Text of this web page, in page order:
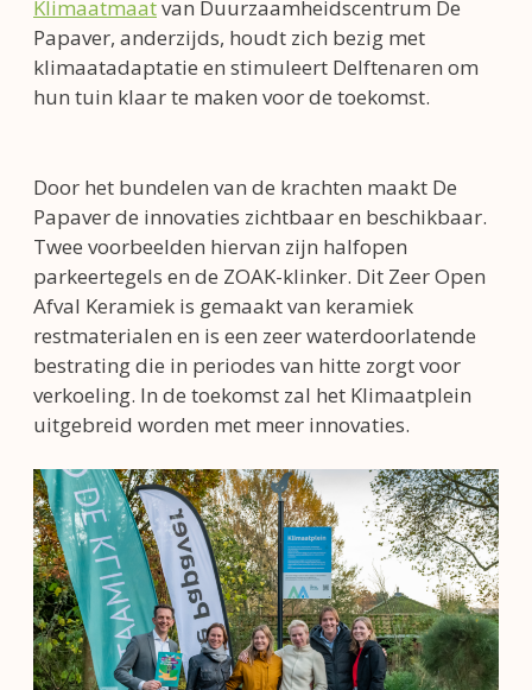
Klimaatmaatvan Duurzaamheidscentrum De
Papaver, anderzijds, houdt zich bezig met
klimaatadaptatie en stimuleert Delftenaren om
hun tuin klaar te maken voor de toekomst.
Door het bundelen van de krachten maakt De
Papaver de innovaties zichtbaar en beschikbaar.
Twee voorbeelden hiervan zijn halfopen
parkeertegels en de ZOAK-klinker. Dit Zeer Open
Afval Keramiek is gemaakt van keramiek
restmaterialen en is een zeer waterdoorlatende
bestrating die in periodes van hitte zorgt voor
verkoeling. In de toekomst zal het Klimaatplein
uitgebreid worden met meer innovaties.